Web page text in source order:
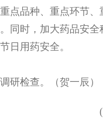
点品种、重点环节、
同时，加大药品安全
日用药安全。
检查。（贺一辰）